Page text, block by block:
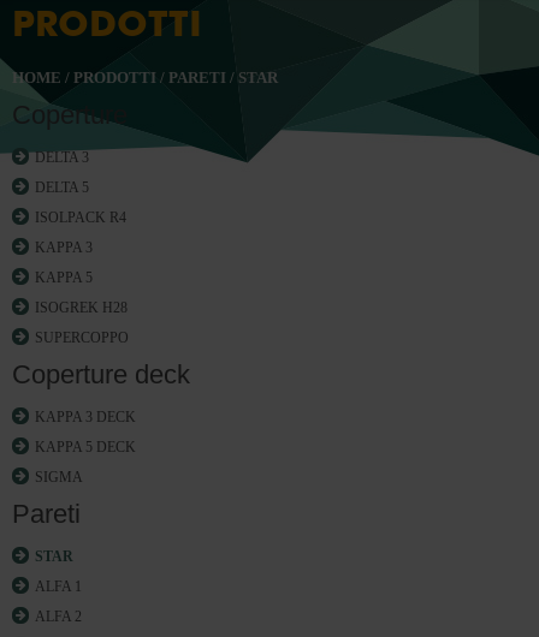
PRODOTTI
HOME / PRODOTTI / PARETI / STAR
Coperture
DELTA 3
DELTA 5
ISOLPACK R4
KAPPA 3
KAPPA 5
ISOGREK H28
SUPERCOPPO
Coperture deck
KAPPA 3 DECK
KAPPA 5 DECK
SIGMA
Pareti
STAR
ALFA 1
ALFA 2